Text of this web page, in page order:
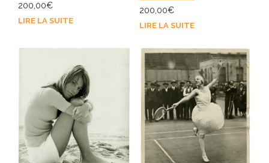
200,00€
LIRE LA SUITE
200,00€
LIRE LA SUITE